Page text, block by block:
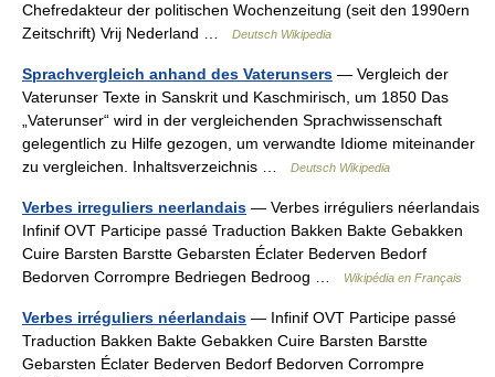
Chefredakteur der politischen Wochenzeitung (seit den 1990ern
Zeitschrift) Vrij Nederland …
Deutsch Wikipedia
Sprachvergleich anhand des Vaterunsers — Vergleich der
Vaterunser Texte in Sanskrit und Kaschmirisch, um 1850 Das
„Vaterunser“ wird in der vergleichenden Sprachwissenschaft
gelegentlich zu Hilfe gezogen, um verwandte Idiome miteinander
zu vergleichen. Inhaltsverzeichnis …
Deutsch Wikipedia
Verbes irreguliers neerlandais — Verbes irréguliers néerlandais
Infinif OVT Participe passé Traduction Bakken Bakte Gebakken
Cuire Barsten Barstte Gebarsten Éclater Bederven Bedorf
Bedorven Corrompre Bedriegen Bedroog …
Wikipédia en Français
Verbes irréguliers néerlandais — Infinif OVT Participe passé
Traduction Bakken Bakte Gebakken Cuire Barsten Barstte
Gebarsten Éclater Bederven Bedorf Bedorven Corrompre